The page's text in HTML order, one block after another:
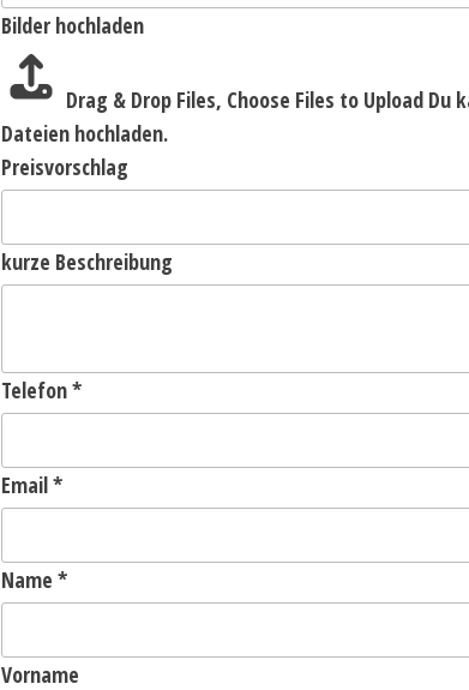
Bilder hochladen
Drag & Drop Files, Choose Files to Upload Du
Dateien hochladen.
Preisvorschlag
kurze Beschreibung
Telefon*
Email*
Name *
Vorname